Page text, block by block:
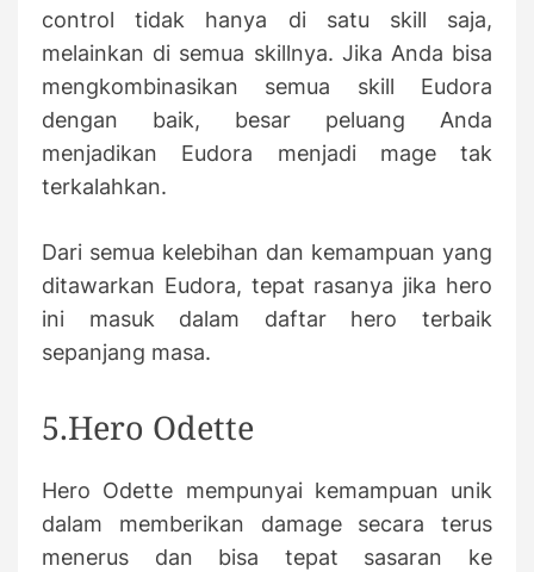
control tidak hanya di satu skill saja,
melainkan di semua skillnya. Jika Anda bisa
mengkombinasikan semua skill Eudora
dengan baik, besar peluang Anda
menjadikan Eudora menjadi mage tak
terkalahkan.
Dari semua kelebihan dan kemampuan yang
ditawarkan Eudora, tepat rasanya jika hero
ini masuk dalam daftar hero terbaik
sepanjang masa.
5.Hero Odette
Hero Odette mempunyai kemampuan unik
dalam memberikan damage secara terus
menerus dan bisa tepat sasaran ke